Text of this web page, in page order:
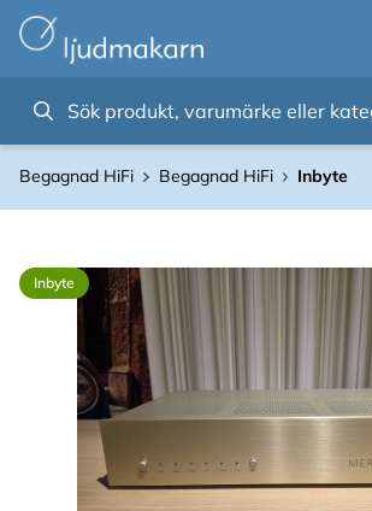
Begagnad HiFi Begagnad HiFi Inbyte
Inbyte